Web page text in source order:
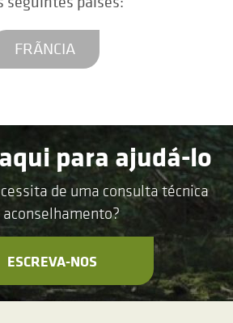
FRÃNCIA
para ajudá-lo
de uma consulta técnica
aconselhamento?
ESCREVA-NOS